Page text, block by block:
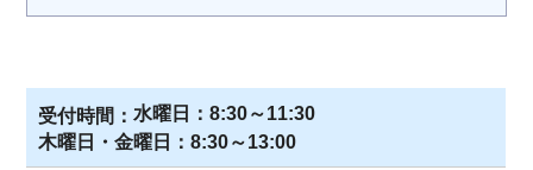
水曜日：8:30～11:30
木曜日・金曜日：8:30～13:00